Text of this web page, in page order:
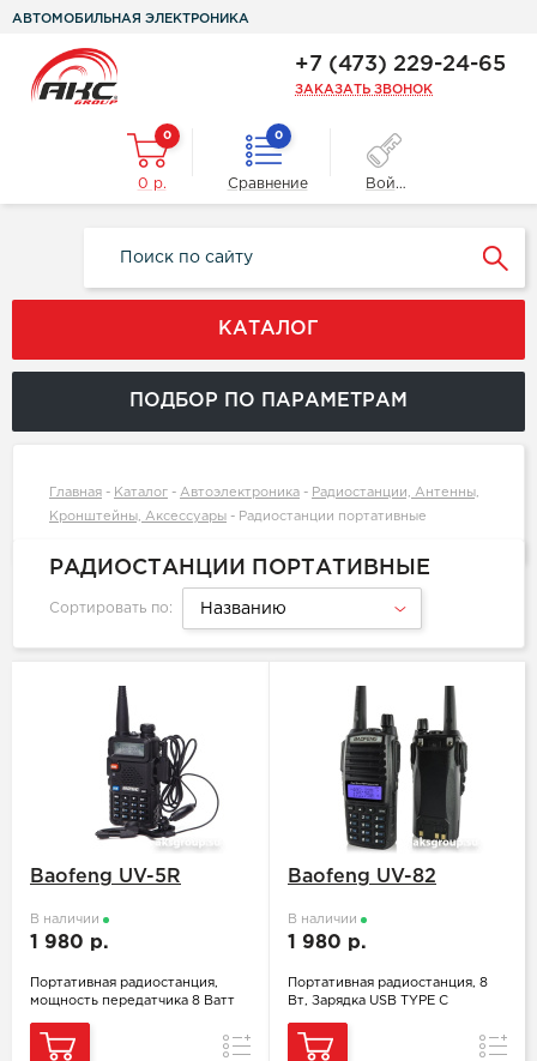
АВТОМОБИЛЬНАЯ ЭЛЕКТРОНИКА
+7 (473) 229-24-65
ЗАКАЗАТЬ ЗВОНОК
0
0 р.
0
Сравнение Войти
КАТАЛОГ
ПОДБОР ПО ПАРАМЕТРАМ
Главная - Каталог - Автоэлектроника - Радиостанции, Антенны,
Кронштейны, Аксессуары - Радиостанции портативные
РАДИОСТАНЦИИ ПОРТАТИВНЫЕ
Сортировать по: Названию
Baofeng UV-5R
В наличии
1 980 р.
Портативная радиостанция,
мощность передатчика 8 Ватт
Сравнение
Baofeng UV-82
В наличии
1 980 р.
Портативная радиостанция, 8
Вт, Зарядка USB TYPE C